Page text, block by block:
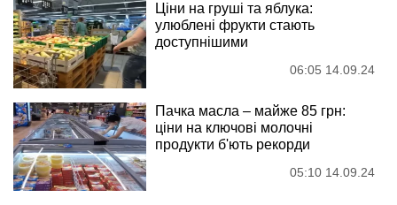
Ціни на груші та яблука:
улюблені фрукти стають
доступнішими
06:05 14.09.24
Пачка масла – майже 85 грн:
ціни на ключові молочні
продукти б'ють рекорди
05:10 14.09.24